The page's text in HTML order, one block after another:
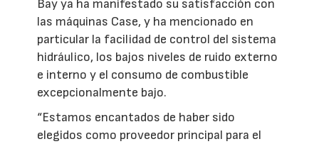
Bay ya ha manifestado su satisfacción con
las máquinas Case, y ha mencionado en
particular la facilidad de control del sistema
hidráulico, los bajos niveles de ruido externo
e interno y el consumo de combustible
excepcionalmente bajo.
“Estamos encantados de haber sido
elegidos como proveedor principal para el